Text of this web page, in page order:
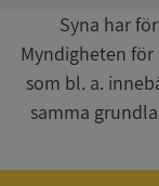
Syna har
Myndigheten för
som bl. a.
samma